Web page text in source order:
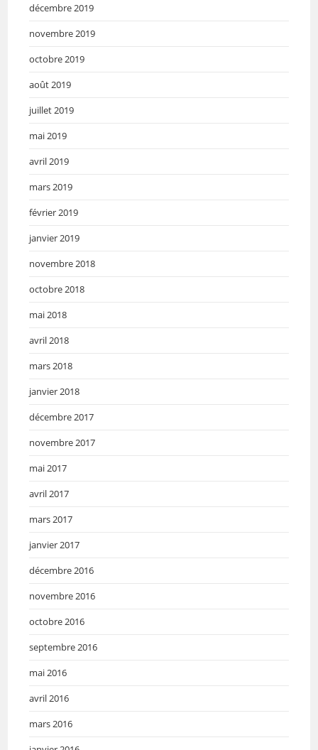
décembre 2019
novembre 2019
octobre 2019
août 2019
juillet 2019
mai 2019
avril 2019
mars 2019
février 2019
janvier 2019
novembre 2018
octobre 2018
mai 2018
avril 2018
mars 2018
janvier 2018
décembre 2017
novembre 2017
mai 2017
avril 2017
mars 2017
janvier 2017
décembre 2016
novembre 2016
octobre 2016
septembre 2016
mai 2016
avril 2016
mars 2016